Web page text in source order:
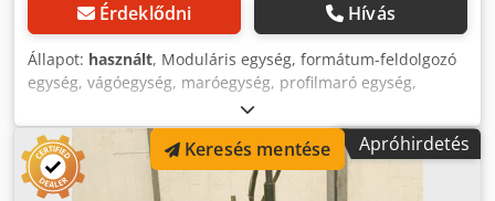
Érdeklődni Hívás
Állapot: használt, Moduláris egység, formátum-feldolgozó
egység, vágóegység, maróegység, profilmaró egység,
hézagoló maróegység, vágóegység, kétvégű profilozó,
élmegmunkáló gép, pontozó motor, aprító motor, maró
motor élmegmunkáló géphez -HOMAG vágóegység az
elülső és hátsó élek kiemelkedő széleinek vágása - nehéz
Apróhirdetés
Keresés mentése